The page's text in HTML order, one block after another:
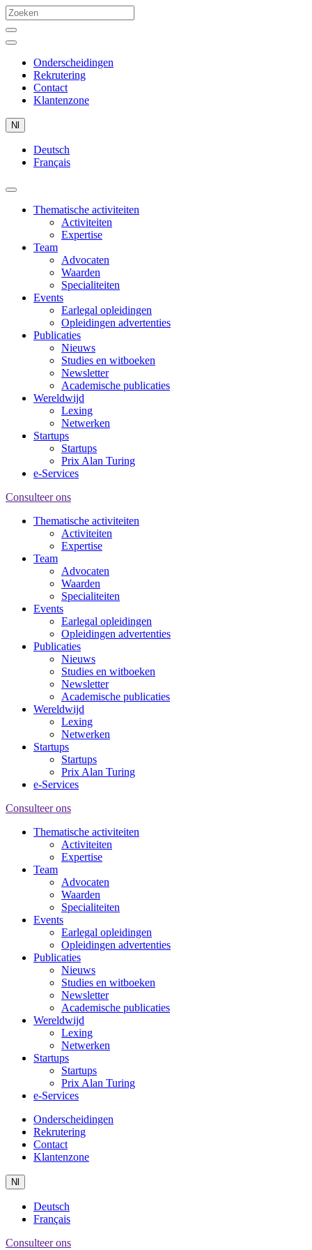
Onderscheidingen
Rekrutering
Contact
Klantenzone
Nl
Deutsch
Français
Thematische activiteiten
Activiteiten
Expertise
Team
Advocaten
Waarden
Specialiteiten
Events
Earlegal opleidingen
Opleidingen advertenties
Publicaties
Nieuws
Studies en witboeken
Newsletter
Academische publicaties
Wereldwijd
Lexing
Netwerken
Startups
Startups
Prix Alan Turing
e-Services
Consulteer ons
Thematische activiteiten
Activiteiten
Expertise
Team
Advocaten
Waarden
Specialiteiten
Events
Earlegal opleidingen
Opleidingen advertenties
Publicaties
Nieuws
Studies en witboeken
Newsletter
Academische publicaties
Wereldwijd
Lexing
Netwerken
Startups
Startups
Prix Alan Turing
e-Services
Consulteer ons
Thematische activiteiten
Activiteiten
Expertise
Team
Advocaten
Waarden
Specialiteiten
Events
Earlegal opleidingen
Opleidingen advertenties
Publicaties
Nieuws
Studies en witboeken
Newsletter
Academische publicaties
Wereldwijd
Lexing
Netwerken
Startups
Startups
Prix Alan Turing
e-Services
Onderscheidingen
Rekrutering
Contact
Klantenzone
Nl
Deutsch
Français
Consulteer ons